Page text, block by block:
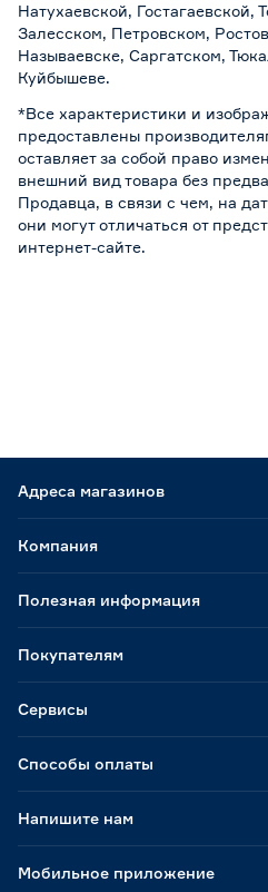
Натухаевской,
Залесском, Петровском,
Называевске, Саргатском,
Куйбышеве.
*Все характеристики и
предоставлены
оставляет за собой право
внешний вид товара без
Продавца, в связи с чем, на
они могут отличаться от
интернет-сайте.
Адреса магазинов
Способы оплаты
Мобильное приложение
Компания
Полезная информация
Покупателям
Сервисы
Напишите нам